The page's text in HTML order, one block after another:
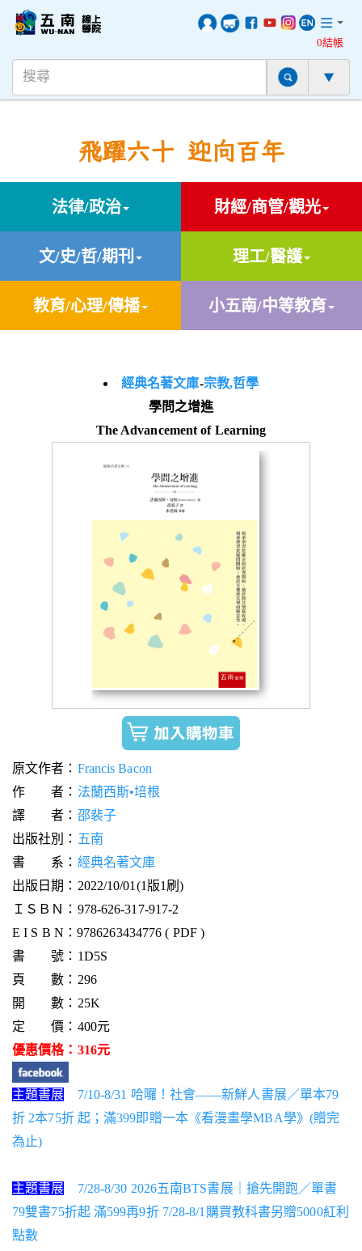
0結帳
飛躍六十 迎向百年
法律/政治 財經/商管/觀光
文/史/哲/期刊 理工/醫護
教育/心理/傳播 小五南/中等教育
經典名著文庫-宗教,哲學
學問之增進
The Advancement of Learning
原文作者： Francis Bacon
作 者： 法蘭西斯•培根
譯 者： 邵裴子
出版社別： 五南
書 系： 經典名著文庫
出版日期：2022/10/01(1版1刷)
ＩＳＢＮ：978-626-317-917-2
E I S B N：9786263434776 ( PDF )
書 號：1D5S
頁 數：296
開 數：25K
定 價：400元
優惠價格：316元
主題書展
7/10-8/31 哈囉！社會——新鮮人書展／單本79
折 2本75折 起；滿399即贈一本《看漫畫學MBA學》(贈完
為止)
主題書展
7/28-8/30 2026五南BTS書展｜搶先開跑／單書
79雙書75折起 滿599再9折 7/28-8/1購買教科書另贈5000紅利
點數